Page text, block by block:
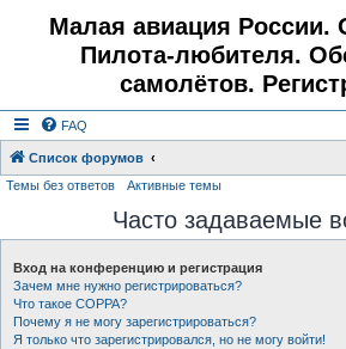
Малая авиация России.
Пилота-любителя.
самолётов.
FAQ
Список форумов
Темы без ответов Активные темы
Часто задаваемые
Вход на конференцию и регистрация
Зачем мне нужно регистрироваться?
Что такое COPPA?
Почему я не могу зарегистрироваться?
Я только что зарегистрировался, но не могу войти!